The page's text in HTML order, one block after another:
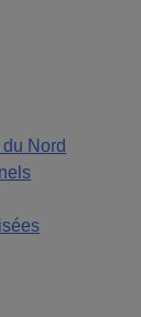
Nord